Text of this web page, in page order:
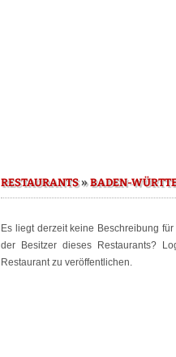
RESTAURANTS»BADEN-
Es liegt derzeit keine Beschreibung
der Besitzer dieses Restaurants?
Restaurant zu veröffentlichen.